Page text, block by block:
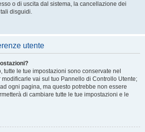
o di uscita dal sistema, la cancellazione dei
disguidi.
utente
tutte le tue impostazioni sono conservate nel
vai sul tuo Pannello di Controllo Utente;
ogni pagina, ma questo potrebbe non essere
di cambiare tutte le tue impostazioni e le